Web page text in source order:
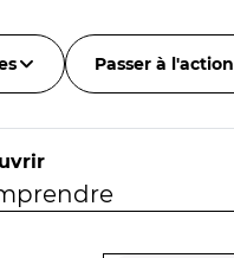
Passer à l'action